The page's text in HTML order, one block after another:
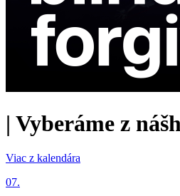
| Vyberáme z
Viac z kalendára
07.